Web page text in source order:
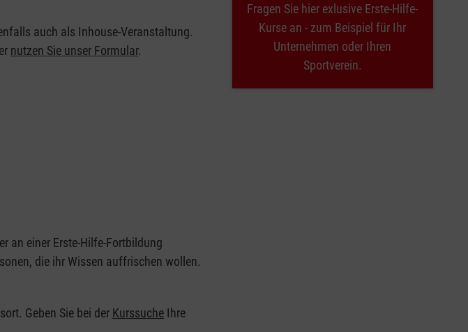
auch als Inhouse-Veranstaltung.
nutzen Sie unser Formular.
an einer Erste-Hilfe-Fortbildung
die ihr Wissen auffrischen wollen.
Geben Sie bei der Kurssuche Ihre
Fragen Sie hier exlusive Erste-Hilfe-
Kurse an - zum Beispiel für Ihr
Unternehmen oder Ihren
Sportverein.